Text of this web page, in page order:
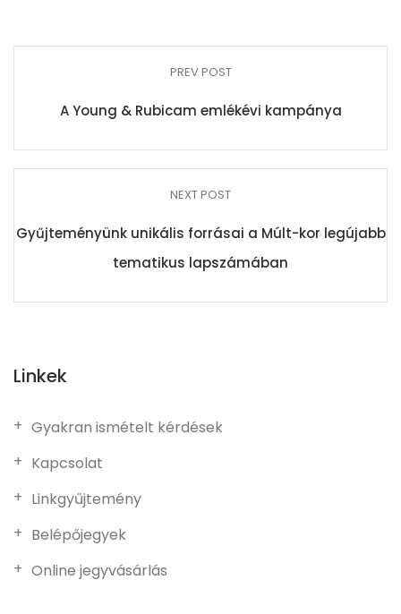
PREV POST
A Young & Rubicam emlékévi kampánya
NEXT POST
Gyűjteményünk unikális forrásai a Múlt-kor legújabb
tematikus lapszámában
Linkek
Gyakran ismételt kérdések
Kapcsolat
Linkgyűjtemény
Belépőjegyek
Online jegyvásárlás